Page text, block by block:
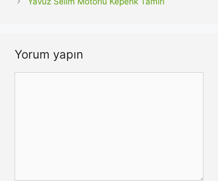
Yorum yapın